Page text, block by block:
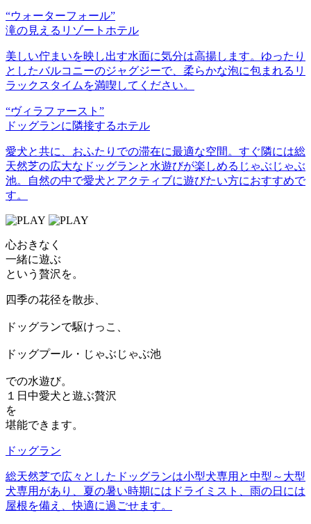
“ウォーターフォール”
滝の見えるリゾートホテル
美しい佇まいを映し出す水面に気分は高揚します。ゆったり
としたバルコニーのジャグジーで、柔らかな泡に包まれるリ
ラックスタイムを満喫してください。
“ヴィラファースト”
ドッグランに隣接するホテル
愛犬と共に、おふたりでの滞在に最適な空間。すぐ隣には総
天然芝の広大なドッグランと水遊びが楽しめるじゃぶじゃぶ
池。自然の中で愛犬とアクティブに遊びたい方におすすめで
す。
心おきなく
一緒に遊ぶ
という贅沢を。
四季の花径を散歩、
ドッグランで駆けっこ、
ドッグプール・じゃぶじゃぶ池
での水遊び。
１日中愛犬と遊ぶ贅沢
を
堪能できます。
ドッグラン
総天然芝で広々としたドッグランは小型犬専用と中型～大型
犬専用があり、夏の暑い時期にはドライミスト、雨の日には
屋根を備え、快適に過ごせます。